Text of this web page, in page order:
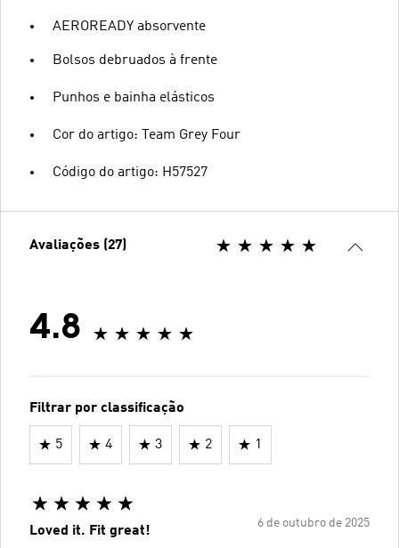
AEROREADY absorvente
Bolsos debruados à frente
Punhos e bainha elásticos
Cor do artigo: Team Grey Four
Código do artigo: H57527
Avaliações (27)
4.8
Filtrar por classificação
5 4 3 2 1
6 de outubro de 2025
Loved it. Fit great!